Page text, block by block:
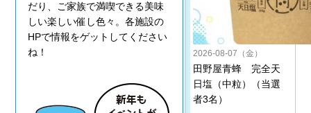
だり、ご家族で満喫できる美味
しい楽しい催し色々。各施設の
HPで情報をゲットしてください
ね！
2026-08-07（金）
田野屋青蜂 完全天
日塩（中粒）（当選
者3名）